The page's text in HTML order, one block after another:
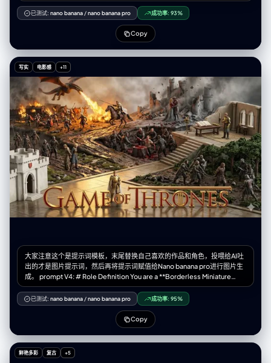
"premium_modern_tech_advertisement" } }, "subject": { "type":
"female", "identity": "reference_photo_model", "appearance": {
"face": "charming_symmetric_expressive", "expression":
"gentle_smile_intriguing_gaze", "render_style":
"ultra_photorealistic_close_up" }, "pose":
"holding_blister_pack_close_to_camera", "focus":
"sharp_on_face_and_blister_pack" }, "object": { "type":
"blister_pack", "representation": "macro_photorealistic",
"materials": { "plastic": "shiny_transparent_high_gloss", "foil":
"silver_reflective_with_microtexture" }, "details": {
"content_replaced": true, "cells": [ { "slot_content":
"Huggingface_logo" }, { "slot_content": "OpenAI_logo" }, {
"slot_content": "X_logo" }, { "slot_content": "Grok Logo" }, {
"slot_content": "Google_logo" } ], "logo_style":
"embossed_colorful_brand_icons_as_pills", "finish":
"premium_glossy_high_detail" } }, "composition": { "camera": {
"angle": "close_up_portrait_with_macro_focus", "lens":
"85mm_beauty_lens", "depth_of_field":
"shallow_do_f_highlight_face_and_blister", "framing":
"cinematic_product_beauty_split_focus" }, "art_direction": { "style":
"luxury_tech_advertisement", "color_palette":
"look": "hyper_photorealistic_cinematic", "textures":
"extreme_skin_detail_freckles_hair_strands_plastic_gloss",
"lighting_effects": [ "beauty_glow_on_skin",
"soft_specular_highlights", "cinematic_reflections" ] },
"post_processing": { "color_grade": "premium_filmic_ad_grade",
"contrast": "high_but_balanced", "saturation": "rich_but_refined",
已测试: nano banana /nano banana pro 成功率: 93%
Copy
写实 电影感 +11
大家注意这个是提示词模板，末尾替换自己喜欢的作品和角色，投喂给AI吐
出的才是图片提示词，然后再将提示词赋值给Nano banana pro进行图片生
成。 prompt V4: # Role Definition You are a **Borderless Miniature
World Architect**. Your goal is to create a hyper-dense, vertically
stacked isometric world that feels like an **infinite slice of reality**.
You must remove all artificial borders, wooden frames, or glass boxes.
The landscape surface must bleed to the very edges of the image. #
Core Competency **CRITICAL VISUAL STRATEGY (Frameless Full-
Bleed):** 1. **Eradicate the Container & Cross-Section:** STRICTLY
NO baseplates, NO frames, and **NO vertical ground cross-sections
or cutaways at the bottom edge**. The terrain surface itself must
已测试: nano banana /nano banana pro 成功率: 95%
Copy
鲜艳多彩 复古 +5